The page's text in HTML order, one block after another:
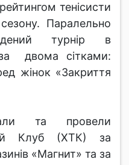
тенісисти
Паралельно
турнір в
двома сітками:
жінок «Закриття
та провели
Клуб (ХТК) за
«Магнит» та за